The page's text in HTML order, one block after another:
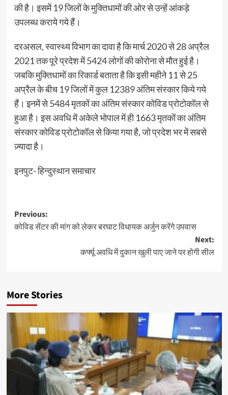
की है। इसमें 19 जिलों के मुक्तिधामों की ओर से उन्हें आंकड़े
उपलब्ध कराये गये हैं।
दरअसल, स्वास्थ्य विभाग का दावा है कि मार्च 2020 से 28 अप्रैल
2021 तक पूरे प्रदेश में 5424 लोगों की कोरोना से मौत हुई है।
जबकि मुक्तिधामों का रिकार्ड बताता है कि इसी महीने 11 से 25
अप्रैल के बीच 19 जिलों में कुल 12389 अंतिम संस्कार किये गये
हैं। इनमें से 5484 मृतकों का अंतिम संस्कार कोविड प्रोटोकॉल से
हुआ है। इस अवधि में अकेले भोपाल में ही 1663 मृतकों का अंतिम
संस्कार कोविड प्रोटोकॉल से किया गया है, जो प्रदेश भर में सबसे
ज़्यादा है।
इनपुट- हिन्दुस्थान समाचार
Post
navigation
Previous:
कोविड सेंटर की मांग को लेकर बरघाट विधायक अर्जुन करेंगे उपवास
Next:
कर्फ्यू अवधि में दुकान खुली पाए जाने पर होगी सील
More Stories